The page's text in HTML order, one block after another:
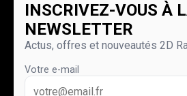
INSCRIVEZ-VOUS À
NEWSLETTER
Actus, offres et nouveautés 2D
Votre e-mail